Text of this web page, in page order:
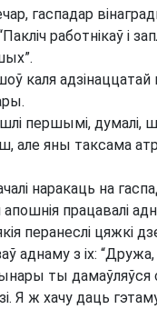
гаспадар
работнікаў і
каля адзінаццатай
першымі, думалі,
але яны таксама
наракаць на
працавалі
перанеслі цяжкі
аднаму з іх:
ты
Я ж хачу даць